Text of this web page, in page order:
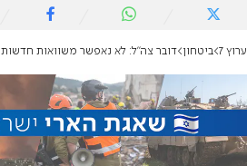
ערוץ 7 ביטחון דובר צה"ל: לא נאפשר משוואות חדשות